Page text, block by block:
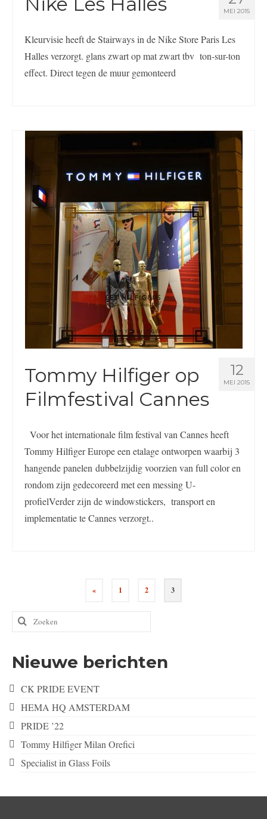
MEI 2015
Kleurvisie heeft de Stairways in de Nike Store Paris Les
Halles verzorgt. glans zwart op mat zwart tbv ton-sur-ton
effect. Direct tegen de muur gemonteerd
12
MEI 2015
Tommy Hilfiger op
Filmfestival Cannes
Voor het internationale film festival van Cannes heeft
Tommy Hilfiger Europe een etalage ontworpen waarbij 3
hangende panelen dubbelzijdig voorzien van full color en
rondom zijn gedecoreerd met een messing U-
profielVerder zijn de windowstickers, transport en
implementatie te Cannes verzorgt..
Berichten
paginering
« 1 2 3
Zoeken
naar:
Nieuwe berichten
CK PRIDE EVENT
HEMA HQ AMSTERDAM
PRIDE ’22
Tommy Hilfiger Milan Orefici
Specialist in Glass Foils